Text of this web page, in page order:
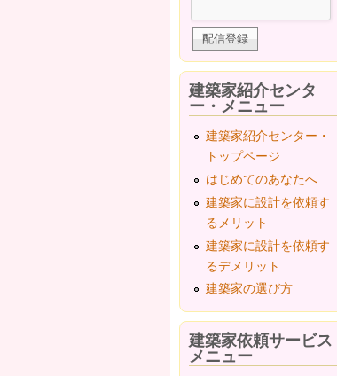
建築家紹介センタ
ー・メニュー
建築家紹介センター・
トップページ
はじめてのあなたへ
建築家に設計を依頼す
るメリット
建築家に設計を依頼す
るデメリット
建築家の選び方
建築家依頼サービス
メニュー